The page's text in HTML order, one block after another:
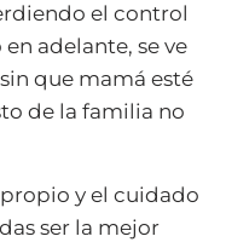
el control
adelante, se ve
que mamá esté
de la familia no
y el cuidado
ser la mejor